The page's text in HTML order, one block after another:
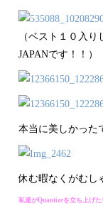
（ベスト１０入
JAPANです！！）
本当に美しかった
休む暇なくがむし
私達がQuantizeを立ち上げ